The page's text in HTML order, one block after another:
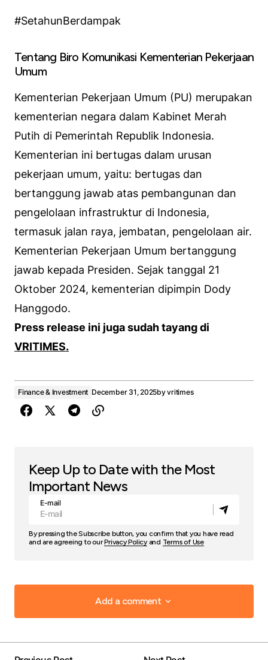
#SetahunBerdampak
Tentang Biro Komunikasi Kementerian Pekerjaan
Umum
Kementerian Pekerjaan Umum (PU) merupakan
kementerian negara dalam Kabinet Merah
Putih di Pemerintah Republik Indonesia.
Kementerian ini bertugas dalam urusan
pekerjaan umum, yaitu: bertugas dan
bertanggung jawab atas pembangunan dan
pengelolaan infrastruktur di Indonesia,
termasuk jalan raya, jembatan, pengelolaan air.
Kementerian Pekerjaan Umum bertanggung
jawab kepada Presiden. Sejak tanggal 21
Oktober 2024, kementerian dipimpin Dody
Hanggodo.
Press release ini juga sudah tayang di
VRITIMES.
Finance & Investment December 31, 2025byvritimes
Keep Up to Date with the Most
Important News
E-mail
By pressing the Subscribe button, you confirm that you have read
and are agreeing to ourPrivacy Policyand Terms of Use
Add a comment
Add a comment